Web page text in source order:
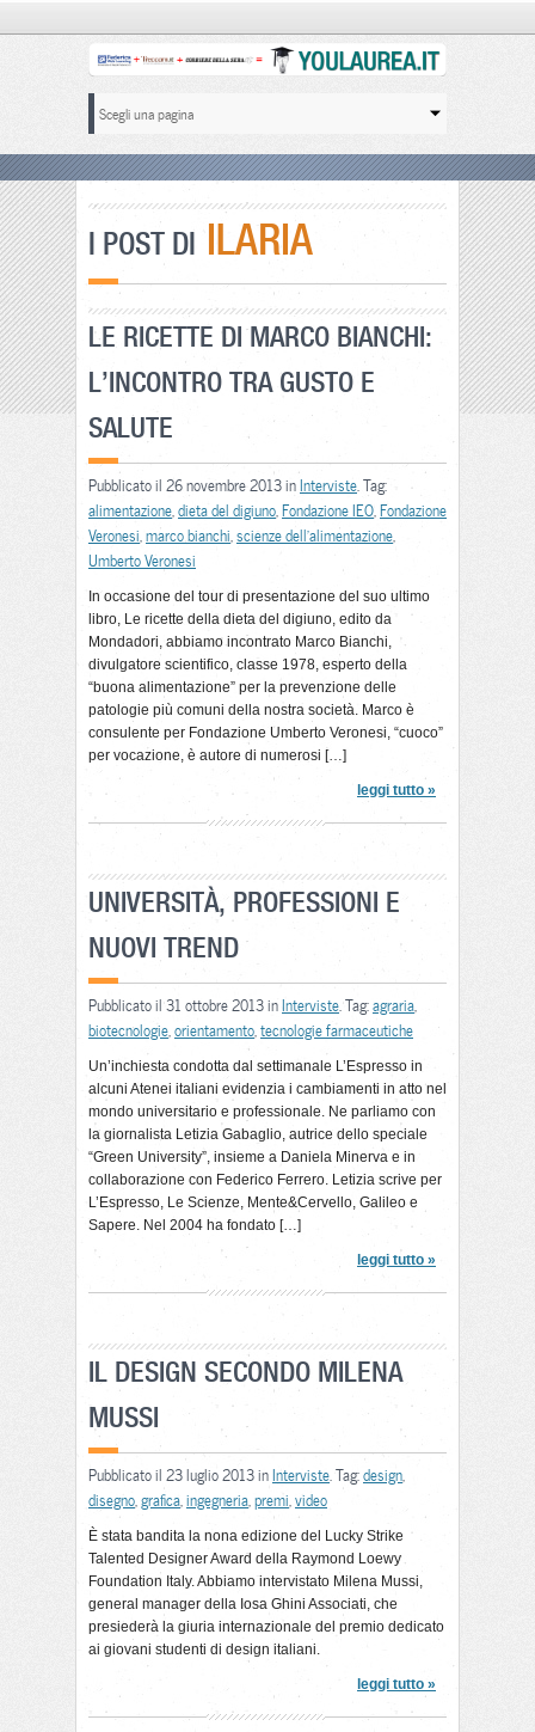
I POST DI ILARIA
LE RICETTE DI MARCO BIANCHI:
L’INCONTRO TRA GUSTO E
SALUTE
Pubblicato il 26 novembre 2013 inInterviste . Tag:
alimentazione dieta del digiuno Fondazione IEO Fondazione
Veronesi marco bianchi scienze dell'alimentazione
Umberto Veronesi
In occasione del tour di presentazione del suo ultimo
libro, Le ricette della dieta del digiuno, edito da
Mondadori, abbiamo incontrato Marco Bianchi,
divulgatore scientifico, classe 1978, esperto della
“buona alimentazione” per la prevenzione delle
patologie più comuni della nostra società. Marco è
consulente per Fondazione Umberto Veronesi, “cuoco”
per vocazione, è autore di numerosi […]
leggi tutto »
UNIVERSITÀ, PROFESSIONI E
NUOVI TREND
Pubblicato il 31 ottobre 2013 inInterviste . Tag:agraria
biotecnologie orientamento tecnologie farmaceutiche
Un’inchiesta condotta dal settimanale L’Espresso in
alcuni Atenei italiani evidenzia i cambiamenti in atto nel
mondo universitario e professionale. Ne parliamo con
la giornalista Letizia Gabaglio, autrice dello speciale
“Green University”, insieme a Daniela Minerva e in
collaborazione con Federico Ferrero. Letizia scrive per
L’Espresso, Le Scienze, Mente&Cervello, Galileo e
Sapere. Nel 2004 ha fondato […]
leggi tutto »
IL DESIGN SECONDO MILENA
MUSSI
Pubblicato il 23 luglio 2013 inInterviste . Tag:design
disegno grafica ingegneria premi video
È stata bandita la nona edizione del Lucky Strike
Talented Designer Award della Raymond Loewy
Foundation Italy. Abbiamo intervistato Milena Mussi,
general manager della Iosa Ghini Associati, che
presiederà la giuria internazionale del premio dedicato
ai giovani studenti di design italiani.
leggi tutto »